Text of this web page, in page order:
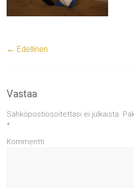
← Edellinen
Vastaa
Sähköpostiosoitettasi ei julkaista.
*
Kommentti